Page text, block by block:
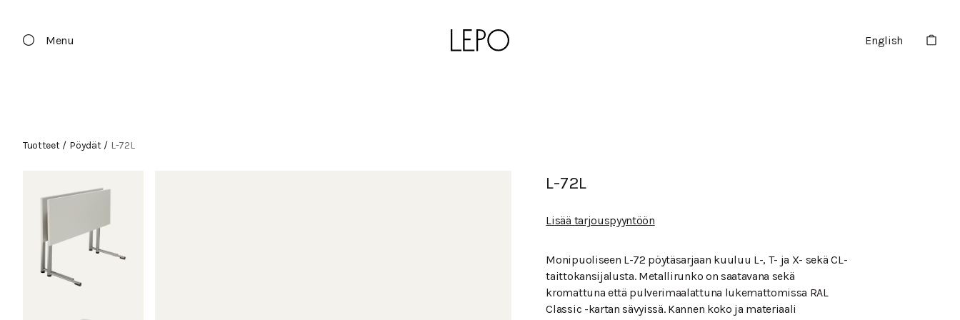
Menu English
Tuotteet / Pöydät / L-72L
L-72L
Lisää tarjouspyyntöön
Monipuoliseen L-72 pöytäsarjaan kuuluu L-, T- ja X- sekä CL-
taittokansijalusta. Metallirunko on saatavana sekä
kromattuna että pulverimaalattuna lukemattomissa RAL
Classic -kartan sävyissä. Kannen koko ja materiaali